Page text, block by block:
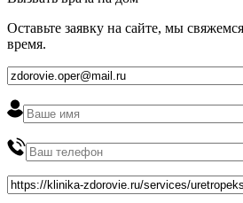
Оставьте заявку на сайте, мы
время.